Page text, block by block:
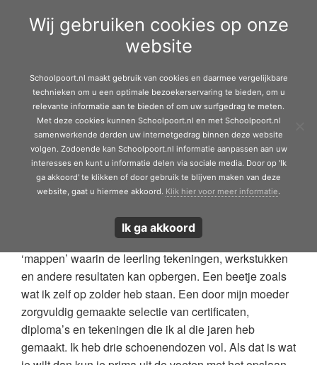
naar
inhoud
Schoolpoort.nl
leerdoelgericht
13 maart 2022
Er is een sterk groeiend enthousiasme voor digitale
portfolio's. Steeds meer scholen denken erover om
Tijdens het gesprek hierover met leerkrachten en
schoolleiders wordt duidelijk dat men veelal denkt aan
‘mappen’ waarin de leerling tekeningen, werkstukken
en andere resultaten kan opbergen. Een beetje zoals
wat ik zelf op zolder heb staan. Een door mijn moeder
zorgvuldig gemaakte selectie van certificaten,
diploma’s en tekeningen die ik al die jaren heb
gemaakt. Ik heb drie schoenendozen vol. Als dat is wat
Wij gebruiken cookies op onze
website
Schoolpoort.nl maakt gebruik van cookies en daarmee vergelijkbare
technieken om u een optimale bezoekerservaring te bieden, om u
relevante informatie aan te bieden of om uw surfgedrag te meten.
Met deze cookies kunnen Schoolpoort.nl en met Schoolpoort.nl
samenwerkende derden uw internetgedrag binnen deze website
volgen. Zodoende kan Schoolpoort.nl informatie aanpassen aan uw
interesses en kunt u informatie delen via sociale media. Door op 'Ik
ga akkoord' te klikken of door gebruik te blijven maken van deze
website, gaat u hiermee akkoord. Klik hier voor meer informatie.
Ik ga akkoord